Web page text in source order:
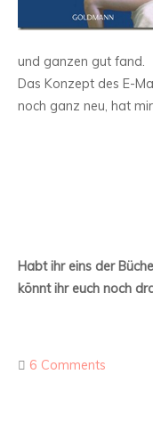
und ganzen gut fand.
Das Konzept des E-
noch ganz neu, hat
Habt ihr eins der
könnt ihr euch noch
6 Comments